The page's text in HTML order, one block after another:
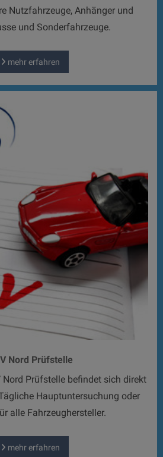
Nutzfahrzeuge, Anhänger und
und Sonderfahrzeuge.
mehr erfahren
Nord Prüfstelle
Nord Prüfstelle befindet sich direkt
Hauptuntersuchung oder
alle Fahrzeughersteller.
mehr erfahren